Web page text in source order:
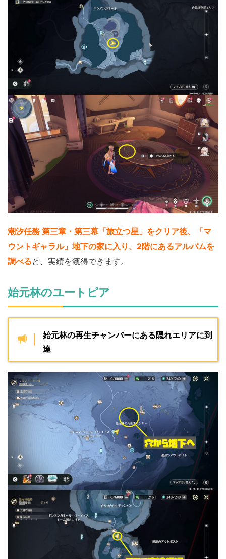
潮汐任務 第三章・第三幕「旅立つ星」をクリア後、「マ
ウントギャラル」地下の家に入り、2階にあるアルバムを
調べると、実績を獲得できます。
始元林のユートピア
始元林の再生チャンバーにある隠れエリアに到
達